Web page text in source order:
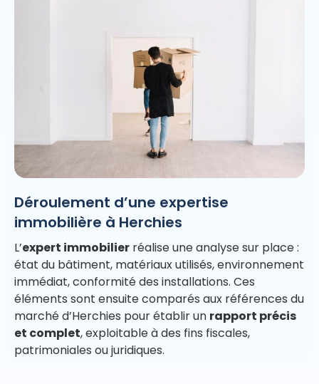
Déroulement d’une expertise
immobilière à Herchies
L’expert immobilier réalise une analyse sur place :
état du bâtiment, matériaux utilisés, environnement
immédiat, conformité des installations. Ces
éléments sont ensuite comparés aux références du
marché d’Herchies pour établir un rapport précis
et complet, exploitable à des fins fiscales,
patrimoniales ou juridiques.